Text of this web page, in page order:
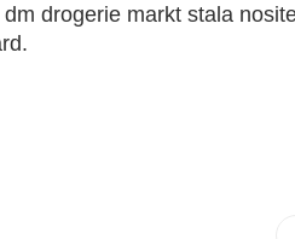
drogerie markt stala